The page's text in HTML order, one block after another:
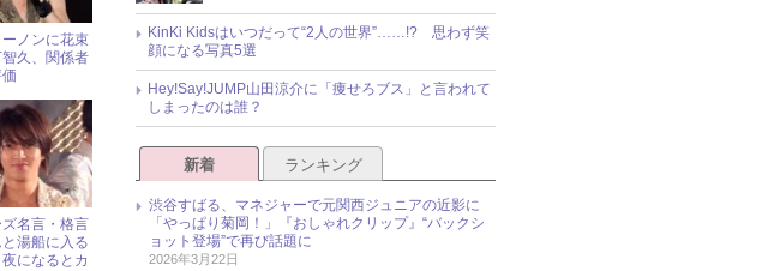
ーノンに花束
久、関係者
ズ名言・格言
湯船に入る
になるとカ
KinKi Kidsはいつだって“2人の世界”……!? 思わず笑
顔になる写真5選
Hey!Say!JUMP山田涼介に「痩せろブス」と言われて
しまったのは誰？
新着 ランキング
渋谷すばる、マネジャーで元関西ジュニアの近影に
「やっぱり菊岡！」『おしゃれクリップ』“バックシ
ョット登場”で再び話題に
2026年3月22日